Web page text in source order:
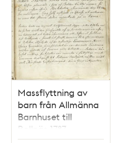
Massflyttning av
barn från Allmänna
Barnhuset till
Bollnäs 1787